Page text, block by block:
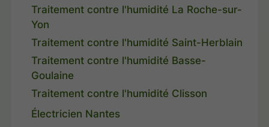
Traitement contre l'humidité La Roche-sur-
Yon
Traitement contre l'humidité Saint-Herblain
Traitement contre l'humidité Basse-
Goulaine
Traitement contre l'humidité Clisson
Électricien Nantes